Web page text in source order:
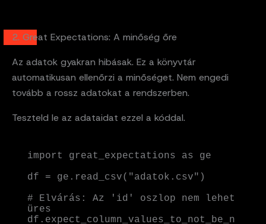
2. Great Expectations: A minőség őre
Az adatok gyakran hibásak. Ez a könyvtár
automatikusan ellenőrzi a minőséget. Nem engedi
tovább a rossz adatokat a rendszerben.
Teszteld le az adataidat ezzel a kóddal.
import great_expectations as ge
df = ge.read_csv("adatok.csv")
# Elvárás: Az 'id' oszlop nem lehet
üres
df.expect_column_values_to_not_be_n